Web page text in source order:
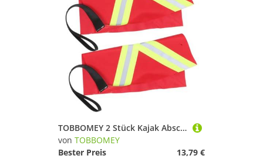
TOBBOMEY 2 Stück Kajak Abschleppflagge Reflektierende Sicherheitsflagge Leicht Wetterfest Für Kajak Kanus Boote Anhänger Hohe Sichtbarkeit
von TOBBOMEY
Bester Preis
13,79 €